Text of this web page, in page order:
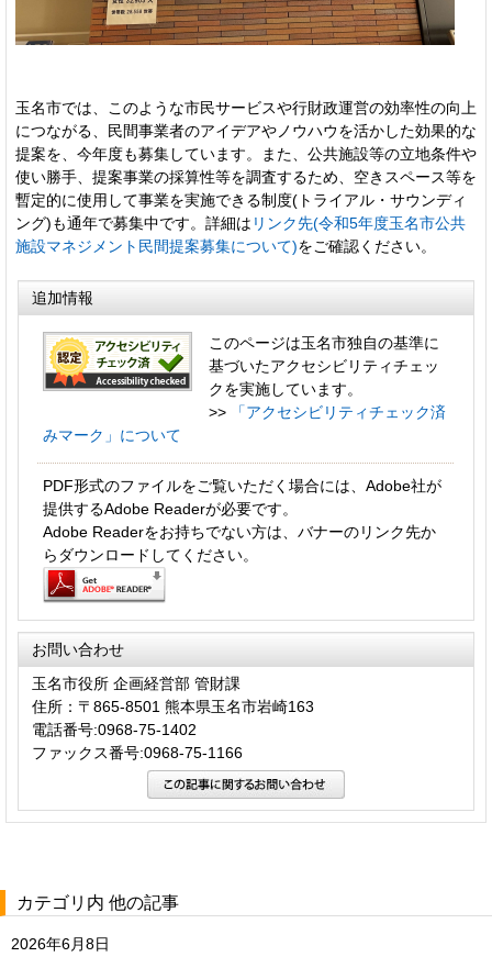
玉名市では、このような市民サービスや行財政運営の効率性の向上
につながる、民間事業者のアイデアやノウハウを活かした効果的な
提案を、今年度も募集しています。また、公共施設等の立地条件や
使い勝手、提案事業の採算性等を調査するため、空きスペース等を
暫定的に使用して事業を実施できる制度(トライアル・サウンディ
ング)も通年で募集中です。詳細は リンク先(令和5年度玉名市公共
施設マネジメント民間提案募集について)をご確認ください。
追加情報
このページは玉名市独自の基準に
基づいたアクセシビリティチェッ
クを実施しています。
>>
「アクセシビリティチェック済
みマーク」について
PDF形式のファイルをご覧いただく場合には、Adobe社が
提供するAdobe Readerが必要です。
Adobe Readerをお持ちでない方は、バナーのリンク先か
らダウンロードしてください。
お問い合わせ
玉名市役所 企画経営部 管財課
住所：〒865-8501 熊本県玉名市岩崎163
電話番号:0968-75-1402
ファックス番号:0968-75-1166
カテゴリ内 他の記事
2026年6月8日